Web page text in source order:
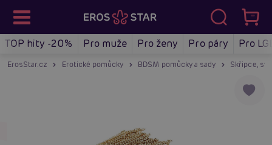
TOP hity -20% Pro muže Pro ženy Pro páry Pro
ErosStar.cz Erotické pomůcky BDSM pomůcky a sady Skřipce,